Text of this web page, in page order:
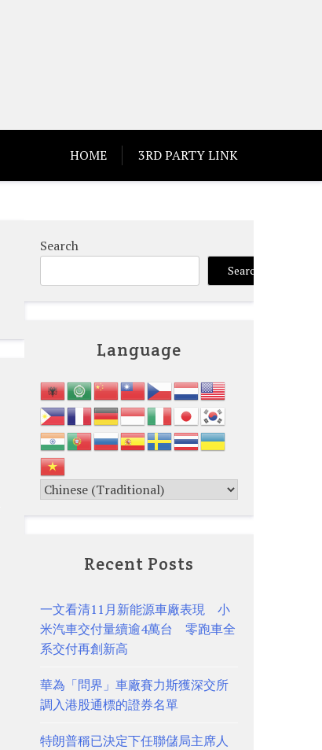
HOME 3RD PARTY LINK
Search
Search
Language
Recent Posts
一文看清11月新能源車廠表現 小
米汽車交付量續逾4萬台 零跑車全
系交付再創新高
華為「問界」車廠賽力斯獲深交所
調入港股通標的證券名單
特朗普稱已決定下任聯儲局主席人